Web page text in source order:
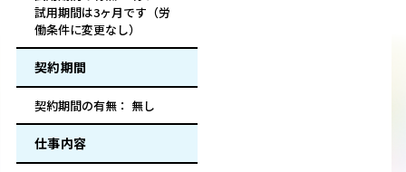
試用期間は3ヶ月です（労
働条件に変更なし）
契約期間
契約期間の有無： 無し
仕事内容